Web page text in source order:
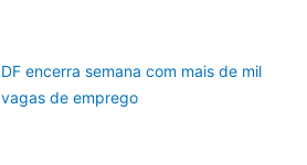
DF encerra semana com mais de mil
vagas de emprego